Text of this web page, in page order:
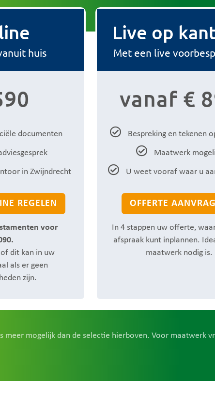
huis
documenten
in Zwijndrecht
REGELEN
voor
dit kan in uw
als er geen
zijn.
Live op
Met een live
vanaf €
Bespreking en tekenen
Maatwerk
U weet vooraf waar u
OFFERTE
In 4 stappen uw offerte,
afspraak kunt inplannen.
maatwerk nodig is.
meer mogelijk dan de selectie hierboven. Voor maatwerk